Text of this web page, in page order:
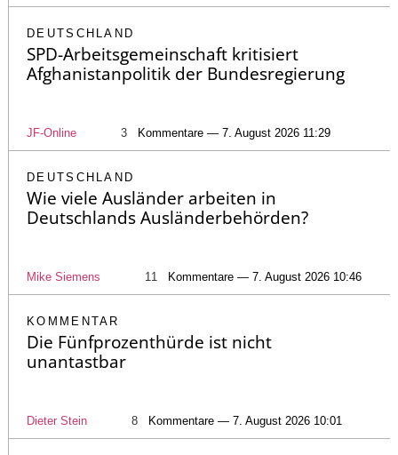
DEUTSCHLAND
SPD-Arbeitsgemeinschaft kritisiert
Afghanistanpolitik der Bundesregierung
JF-Online 3 Kommentare — 7. August 2026 11:29
DEUTSCHLAND
Wie viele Ausländer arbeiten in
Deutschlands Ausländerbehörden?
Mike Siemens 11 Kommentare — 7. August 2026 10:46
KOMMENTAR
Die Fünfprozenthürde ist nicht
unantastbar
Dieter Stein 8 Kommentare — 7. August 2026 10:01